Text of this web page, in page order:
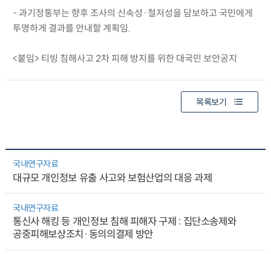
- 과기정통부는 향후 조사의 신속성·철저성을 담보하고 국민에게
투명하게 결과를 안내할 계획임.
<붙임> 티빙 침해사고 2차 피해 방지를 위한 대국민 보안공지
목록보기
국내연구자료
대규모 개인정보 유출 사고와 보험산업의 대응 과제
국내연구자료
통신사 해킹 등 개인정보 침해 피해자 구제 : 집단소송제와
공중피해보상조치·동의의결제 방안